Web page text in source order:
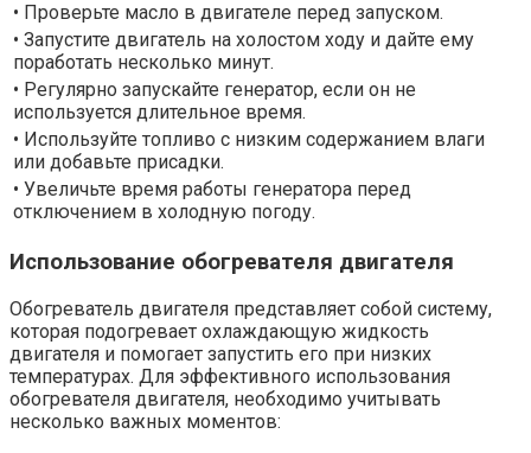
• Проверьте масло в двигателе перед запуском.
• Запустите двигатель на холостом ходу и дайте ему
поработать несколько минут.
• Регулярно запускайте генератор, если он не
используется длительное время.
• Используйте топливо с низким содержанием влаги
или добавьте присадки.
• Увеличьте время работы генератора перед
отключением в холодную погоду.
Использование обогревателя двигателя
Обогреватель двигателя представляет собой систему,
которая подогревает охлаждающую жидкость
двигателя и помогает запустить его при низких
температурах. Для эффективного использования
обогревателя двигателя, необходимо учитывать
несколько важных моментов: